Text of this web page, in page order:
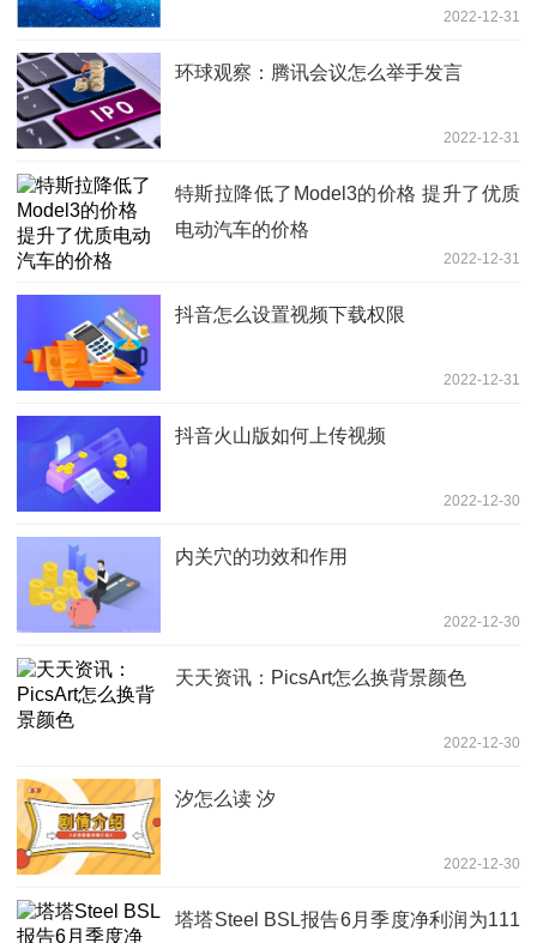
2022-12-31
环球观察：腾讯会议怎么举手发言
2022-12-31
特斯拉降低了Model3的价格 提升了优质
电动汽车的价格
2022-12-31
抖音怎么设置视频下载权限
2022-12-31
抖音火山版如何上传视频
2022-12-30
内关穴的功效和作用
2022-12-30
天天资讯：PicsArt怎么换背景颜色
2022-12-30
汐怎么读 汐
2022-12-30
塔塔Steel BSL报告6月季度净利润为111